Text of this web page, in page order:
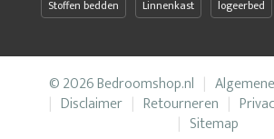
Stoffen bedden
Linnenkast logeerbed
© 2026 Bedroomshop.nl
Disclaimer
Retourneren
Sitemap